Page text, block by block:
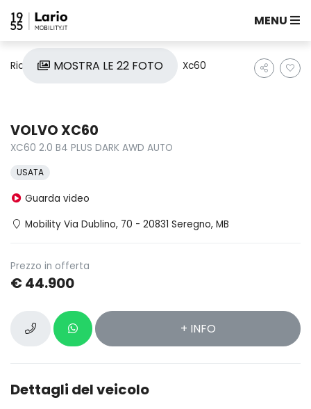
MENU
Ricerca auto Usate Volvo Xc60
MOSTRA LE 22 FOTO
VOLVO XC60
XC60 2.0 B4 PLUS DARK AWD AUTO
USATA
Guarda video
Mobility Via Dublino, 70 - 20831 Seregno, MB
Prezzo in offerta
€ 44.900
+ INFO
Dettagli del veicolo